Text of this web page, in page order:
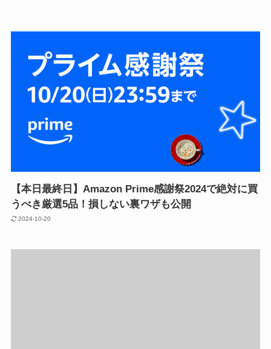
【本日最終日】Amazon Prime感謝祭2024で絶対に買
うべき厳選5品！損しない裏ワザも公開
2024-10-20